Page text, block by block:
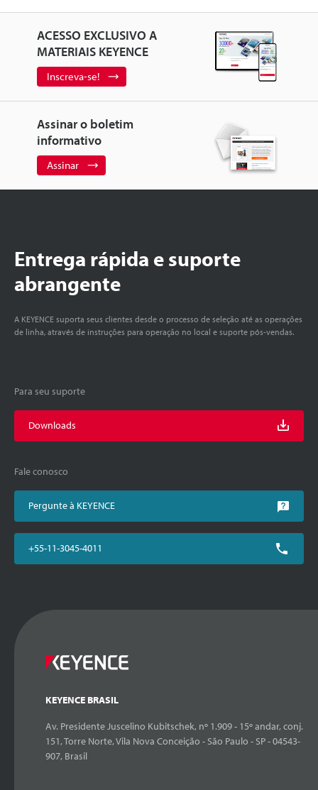
ACESSO EXCLUSIVO A
MATERIAIS KEYENCE
Inscreva-se!
Assinar o boletim
informativo
Assinar
Entrega rápida e suporte
abrangente
A KEYENCE suporta seus clientes desde o processo de seleção até as operações
de linha, através de instruções para operação no local e suporte pós-vendas.
Para seu suporte
Downloads
Fale conosco
Pergunte à KEYENCE
+55-11-3045-4011
KEYENCE BRASIL
Av. Presidente Juscelino Kubitschek, nº 1.909 - 15º andar, conj.
151, Torre Norte, Vila Nova Conceição - São Paulo - SP - 04543-
907, Brasil